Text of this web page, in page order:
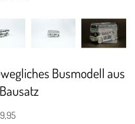
Busmodell aus